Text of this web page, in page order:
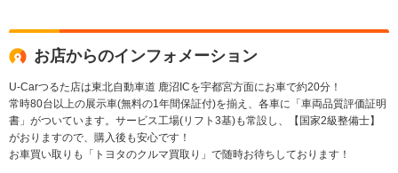
イール
お店からのインフォメーション
U-Carつるた店は東北自動車道 鹿沼ICを宇都宮方面にお車で約20分！
常時80台以上の展示車(無料の1年間保証付)を揃え、各車に「車両品質評価証明
書」がついています。サービス工場(リフト3基)も常設し、【国家2級整備士】
がおりますので、購入後も安心です！
お車買い取りも「トヨタのクルマ買取り」で随時お待ちしております！